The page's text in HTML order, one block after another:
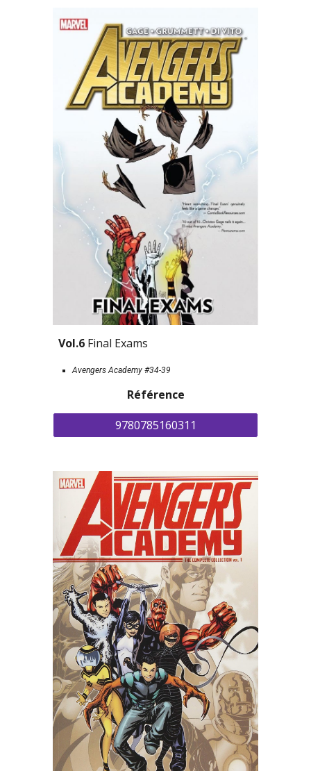
Vol.6 Final Exams
Avengers Academy #34-39
Référence
9780785160311